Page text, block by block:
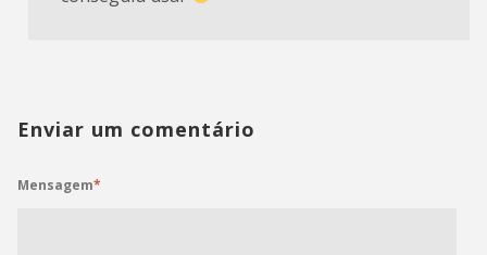
Enviar um comentário
Mensagem*